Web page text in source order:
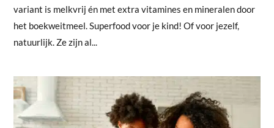
variant is melkvrij én met extra vitamines en mineralen door
het boekweitmeel. Superfood voor je kind! Of voor jezelf,
natuurlijk. Ze zijn al...